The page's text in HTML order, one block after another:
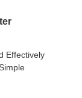
Effectively